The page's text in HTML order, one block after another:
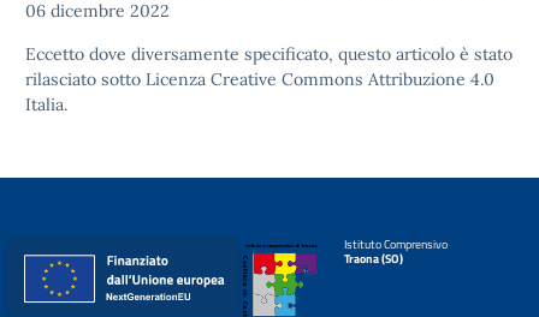
06 dicembre 2022
Eccetto dove diversamente specificato, questo articolo è stato
rilasciato sotto Licenza Creative Commons Attribuzione 4.0
Italia.
Istituto Comprensivo
Traona (SO)